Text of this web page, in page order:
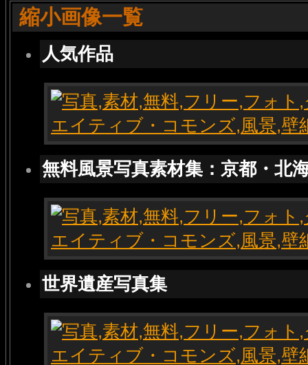
縮小画像一覧
人気作品
無料風景写真素材集：京都・北
世界遺産写真集